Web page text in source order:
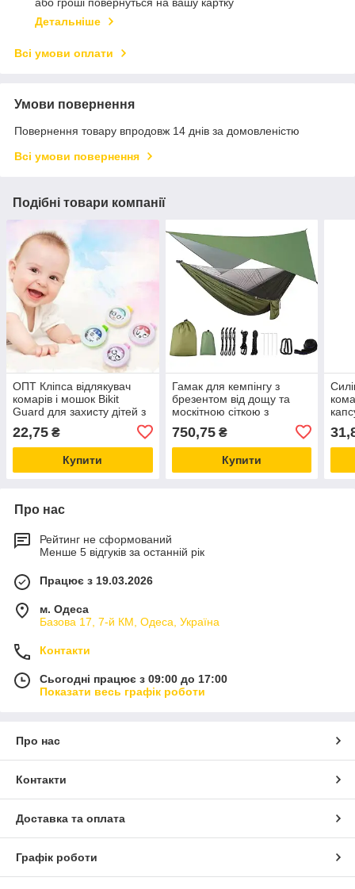
або гроші повернуться на вашу картку
Детальніше
Всі умови оплати
Умови повернення
Повернення товару впродовж 14 днів за домовленістю
Всі умови повернення
Подібні товари компанії
ОПТ Кліпса відлякувач
комарів і мошок Bikit
Guard для захисту дітей з
репелентами
22,75 ₴
Купити
Гамак для кемпінгу з
брезентом від дощу та
москітною сіткою з
750,75₴
Купити
Про нас
Рейтинг не сформований
Менше 5 відгуків за останній рік
Працює з 19.03.2026
м. Одеса
Базова 17, 7-й КМ, Одеса, Україна
Контакти
Сьогодні працює з 09:00 до 17:00
Показати весь графік роботи
Про нас
Контакти
Доставка та оплата
Графік роботи